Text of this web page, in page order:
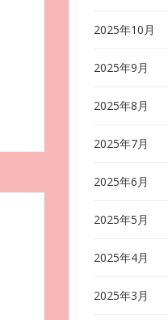
2025年10月
2025年9月
2025年8月
2025年7月
2025年6月
2025年5月
2025年4月
2025年3月